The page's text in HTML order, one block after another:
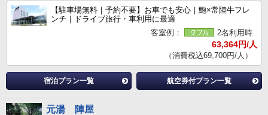
【駐車場無料｜予約不要】お車でも安心｜鮑×常陸牛フレ
ンチ｜ドライブ旅行・車利用に最適
客室例：
2名利用時
63,364円/人
（消費税込69,700円/人）
宿泊プラン一覧 航空券付プラン一覧
元湯 陣屋